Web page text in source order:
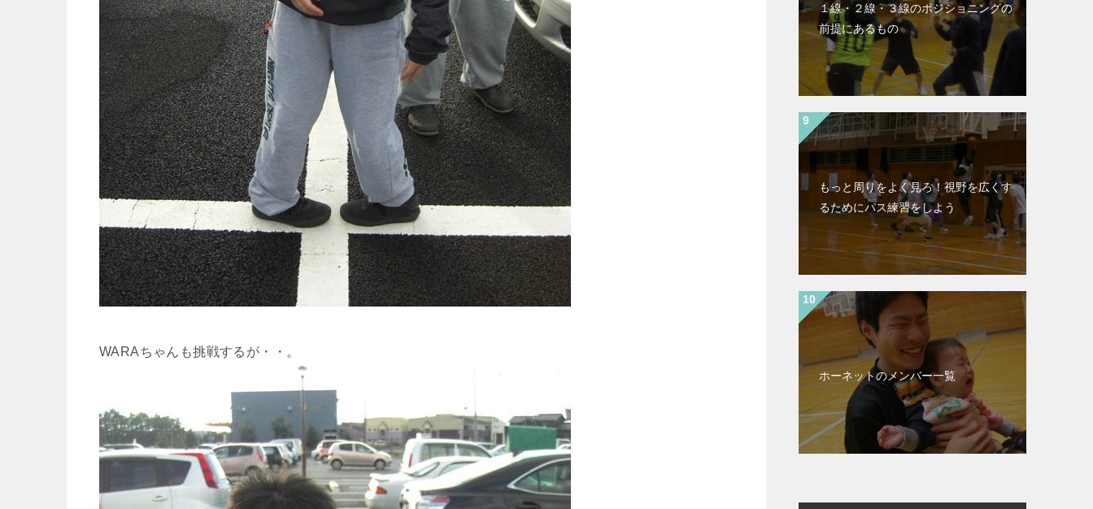
WARAちゃんも挑戦するが・・。
１線・２線・３線のポジショニングの
前提にあるもの
もっと周りをよく見ろ！視野を広くす
るためにパス練習をしよう
ホーネットのメンバー一覧